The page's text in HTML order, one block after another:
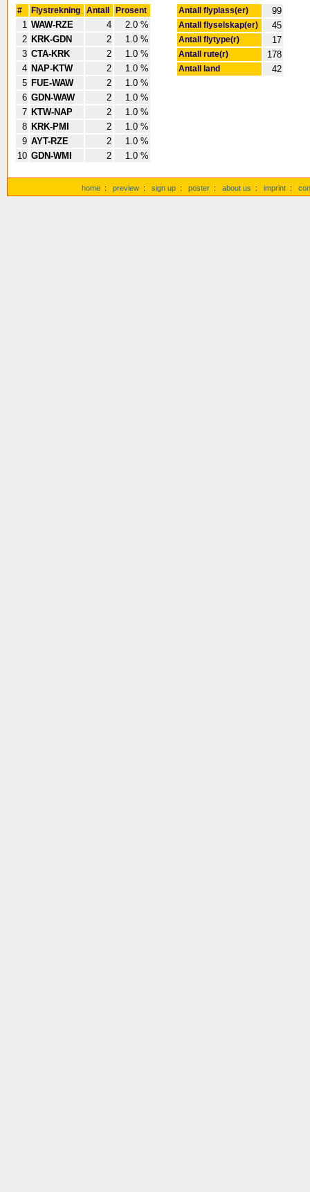
# Flystrekning Antall Prosent
1 WAW-RZE 4
2.0 %
2 KRK-GDN 2
1.0 %
3 CTA-KRK 2
1.0 %
4 NAP-KTW 2
1.0 %
5 FUE-WAW 2
1.0 %
6 GDN-WAW 2
1.0 %
7 KTW-NAP 2
1.0 %
8 KRK-PMI 2
1.0 %
9 AYT-RZE 2
1.0 %
10 GDN-WMI 2 1.0 %
Antall flyplass(er) 99
Antall flyselskap(er) 45
Antall flytype(r) 17
Antall rute(r) 178
Antall land 42
home : preview : sign up : poster : about us : imprint :